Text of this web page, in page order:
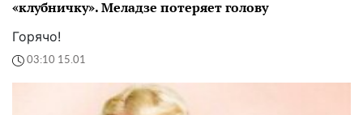
«клубничку». Меладзе потеряет голову
Горячо!
03:10 15.01